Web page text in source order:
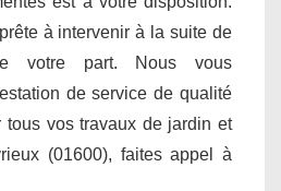
à intervenir à la suite de
votre part. Nous vous
de service de qualité
vos travaux de jardin et
(01600), faites appel à